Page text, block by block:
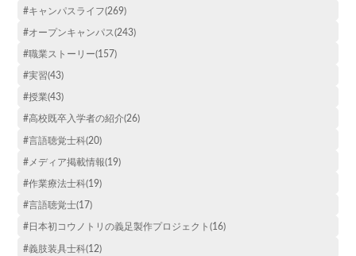
#キャンパスライフ(269)
#オープンキャンパス(243)
#職業ストーリー(157)
#実習(43)
#授業(43)
#高校既卒入学者の紹介(26)
#言語聴覚士科(20)
#メディア掲載情報(19)
#作業療法士科(19)
#言語聴覚士(17)
#日本初コウノトリの義足製作プロジェクト(16)
#義肢装具士科(12)